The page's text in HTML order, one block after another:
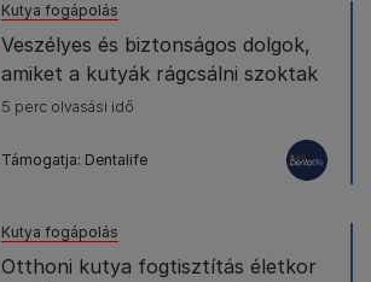
Kutya fogápolás
Veszélyes és biztonságos dolgok,
amiket a kutyák rágcsálni szoktak
5 perc olvasási idő
Támogatja: Dentalife
Kutya fogápolás
Otthoni kutya fogtisztítás életkor